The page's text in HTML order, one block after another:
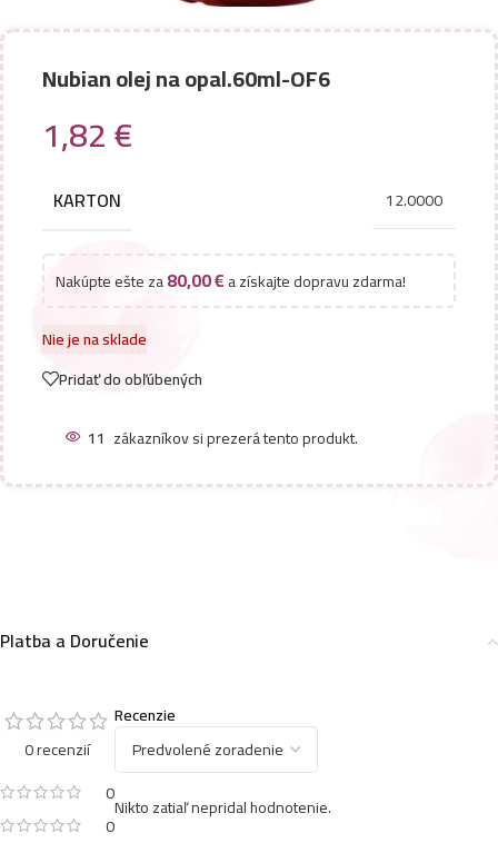
Nubian olej na opal.60ml-OF6
1,82€
KARTON 12.0000
Nakúpte ešte za80,00€a získajte dopravu zdarma!
Nie je na sklade
Pridať do obľúbených
11 zákazníkov si prezerá tento produkt.
Platba a Doručenie
0 recenzií
0
0
Recenzie
Nikto zatiaľ nepridal hodnotenie.